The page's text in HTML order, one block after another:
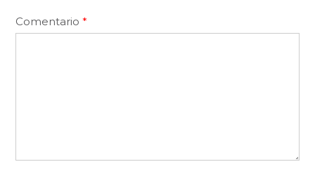
Comentario *